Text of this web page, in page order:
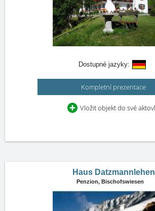
Dostupné jazyky:
Kompletní prezentace
Vložit objekt do své
Haus Datzmannlehen
Penzion, Bischofswiesen